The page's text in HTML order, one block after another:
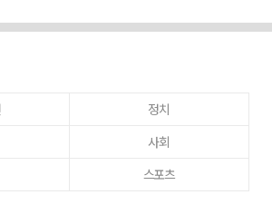
정치
사회
스포츠